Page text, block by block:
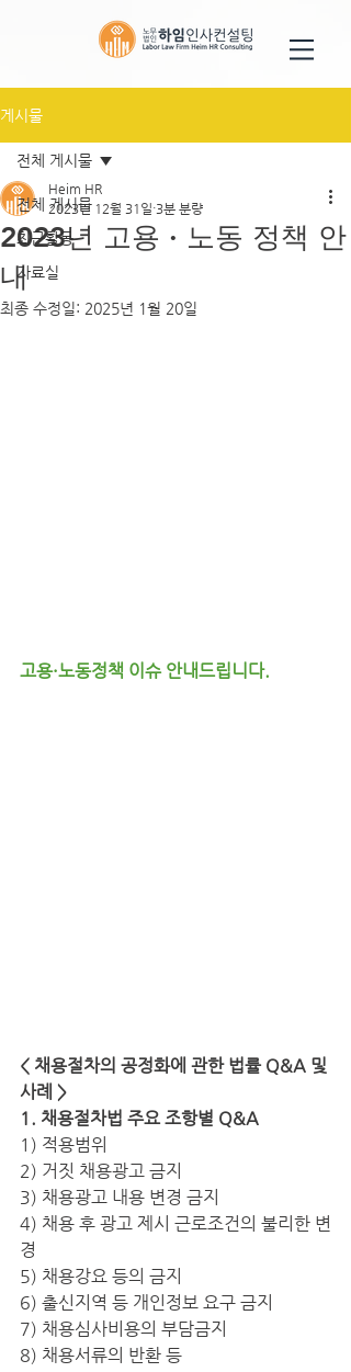
게시물
전체 게시물
최근활동
자료실
전체 게시물
2023년 고용 · 노동 정책 안
내
Heim HR
2023년 12월 31일 3분 분량
최종 수정일: 2025년 1월 20일
고용·노동정책 이슈 안내드립니다.
< 채용절차의 공정화에 관한 법률 Q&A 및
사례 >
1. 채용절차법 주요 조항별 Q&A
1) 적용범위
2) 거짓 채용광고 금지
3) 채용광고 내용 변경 금지
4) 채용 후 광고 제시 근로조건의 불리한 변
경
5) 채용강요 등의 금지
6) 출신지역 등 개인정보 요구 금지
7) 채용심사비용의 부담금지
8) 채용서류의 반환 등